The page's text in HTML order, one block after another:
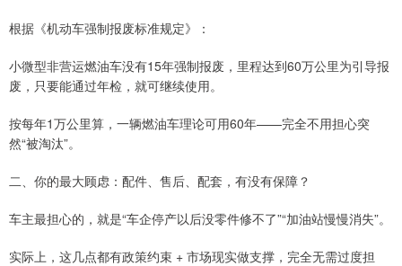
根据《机动车强制报废标准规定》：
小微型非营运燃油车没有15年强制报废，里程达到60万公里为引导报
废，只要能通过年检，就可继续使用。
按每年1万公里算，一辆燃油车理论可用60年——完全不用担心突
然“被淘汰”。
二、你的最大顾虑：配件、售后、配套，有没有保障？
车主最担心的，就是“车企停产以后没零件修不了”“加油站慢慢消失”。
实际上，这几点都有政策约束 + 市场现实做支撑，完全无需过度担